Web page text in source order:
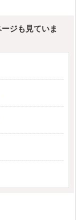
ジも見ていま